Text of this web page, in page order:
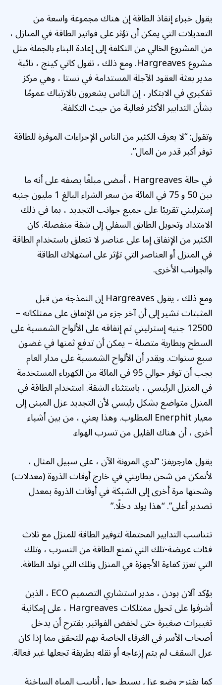
يقول خبراء إنقاذ الطاقة إن هناك مجموعة واسعة من
التعديلات التي يمكن أن تؤثر على فواتير الطاقة في المنازل ،
من المشروع الخالي من التكلفة إلى إعادة البناء بالجملة مثل
مشروع Hargreaves. ومع ذلك ، تقول كاتي كينج ، نائبة
مدير بعثة العقود الآجلة المستدامة في نستا ، وهي مركز
تفكيري في الابتكار ، إن الناس يشعرون بالارتباك عمومًا
بشأن التدابير الأكثر فعالية من حيث التكلفة.
وتقول: “لا يعرف الكثير من الناس الإجراءات الموفرة للطاقة
توفر أكبر قدر من المال”.
في حالة Hargreaves ، أمضى مبلغًا يصفه على أنه ما
بين 50 و 75 في المائة من سعر الشراء البالغ 1 مليون جنيه
إسترليني تقريبًا على جميع جوانب التجديد ، بما في ذلك
الامتداد وتحويل الطابق السفلي إلى شقة منفصلة. كان
الكثير من الإنفاق إما على عناصر لا تتعلق باستخدام الطاقة
في المنزل أو العناصر التي تؤثر على استهلاك الطاقة
والجوانب الأخرى.
ومع ذلك ، يقول Hargreaves إن النمذجة من قبل
المثبتات تشير إلى أن آخر جزء من الإنفاق على ممتلكاته –
12500 جنيه إسترليني تم إنفاقه على الألواح الشمسية على
السطح وبطارية متصلة – يمكن أن تدفع ثمنها في غضون
سبع سنوات. ويقدر أن الألواح الشمسية على مدار العام
يجب أن توفر حوالي 95 في المائة من الكهرباء المستخدمة
في المنزل الرئيسي ، باستثناء الشقة. استخدام الطاقة في
المنزل متواضع بشكل رئيسي لأن التجديد عزل المبنى إلى
معيار Enerphit المطلوب. وهذا يعني ، من بين أشياء
أخرى ، أن هناك القليل من تسرب الهواء.
يقول هارجريفز: “لدي المرونة الآن ، على سبيل المثال ،
لأتمكن من شحن بطاريتي في خارج أوقات الذروة (معدلات)
وشحنها مرة أخرى إلى الشبكة في أوقات الذروة بمعدل
تصدير أعلى”. “هذا يولد دخلًا.”
تتناسب التدابير المحتملة لتوفير الطاقة للمنزل مع ثلاث
فئات عريضة-تلك التي تمنع الطاقة من التسرب ، وتلك
التي تعزز كفاءة الأجهزة في المنزل وتلك التي تولد الطاقة.
يؤكد آلان بودن ، مدير استشاري التصميم ECO ، الذين
أشرفوا على تحول ممتلكات Hargreaves ، على إمكانية
تغييرات صغيرة حتى لخفض الفواتير. يقترح أن يدخل
أصحاب الأسر في الغرفاء الخاصة بهم للتحقق مما إذا كان
عزل السقف لم يتم إزعاجه أو نقله بطريقة تجعلها غير فعالة.